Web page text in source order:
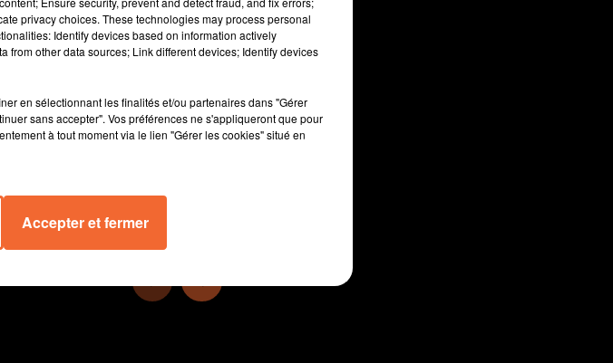
? C'est aujourd'hui que le
L'inquiétude est
District de football des deux-
14 min 55 sec
privacy choices. These technologies may process personal
Identify devices based on information actively
other data sources; Link different devices; Identify devices
en sélectionnant les finalités et/ou partenaires dans "Gérer
sans accepter". Vos préférences ne s'appliqueront que pour
à tout moment via le lien "Gérer les cookies" situé en
Accepter et fermer